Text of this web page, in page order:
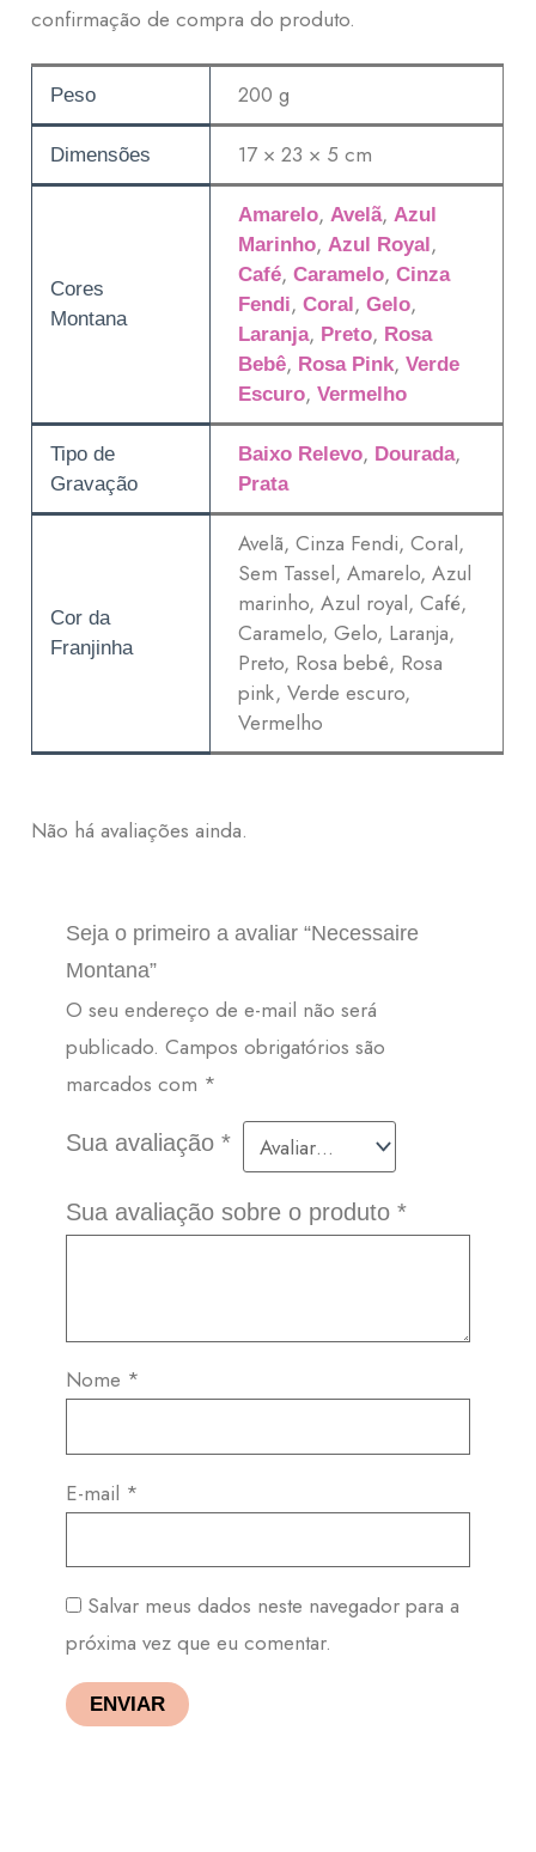
confirmação de compra do produto.
Peso 200 g
Dimensões 17 × 23 × 5 cm
Cores
Montana
Amarelo, Avelã, Azul
Marinho, Azul Royal,
Café, Caramelo, Cinza
Fendi, Coral, Gelo,
Laranja, Preto, Rosa
Bebê, Rosa Pink, Verde
Escuro, Vermelho
Tipo de
Gravação
Baixo Relevo, Dourada,
Prata
Cor da
Franjinha
Avelã, Cinza Fendi, Coral,
Sem Tassel, Amarelo, Azul
marinho, Azul royal, Café,
Caramelo, Gelo, Laranja,
Preto, Rosa bebê, Rosa
pink, Verde escuro,
Vermelho
Não há avaliações ainda.
Seja o primeiro a avaliar “Necessaire
Montana”
O seu endereço de e-mail não será
publicado. Campos obrigatórios são
marcados com *
Sua avaliação *
Sua avaliação sobre o produto *
Nome *
E-mail *
Salvar meus dados neste navegador para a
próxima vez que eu comentar.